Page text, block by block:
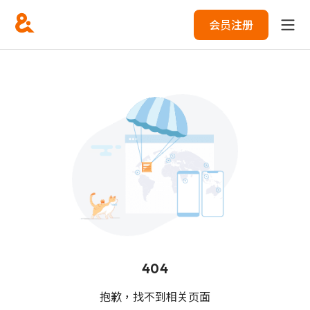
会员注册
404
抱歉，找不到相关页面